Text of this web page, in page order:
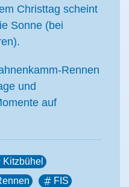
Christtag scheint
Sonne (bei
Rennen
und
auf
Kitzbühel
FIS